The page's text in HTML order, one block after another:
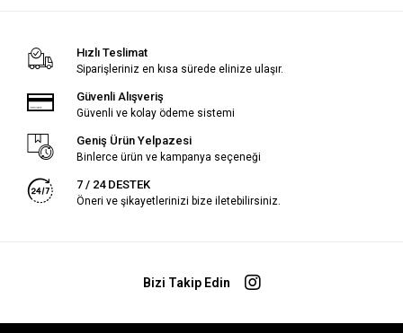
Hızlı Teslimat
Siparişleriniz en kısa sürede elinize ulaşır.
Güvenli Alışveriş
Güvenli ve kolay ödeme sistemi
Geniş Ürün Yelpazesi
Binlerce ürün ve kampanya seçeneği
7 / 24 DESTEK
Öneri ve şikayetlerinizi bize iletebilirsiniz.
Bizi Takip Edin